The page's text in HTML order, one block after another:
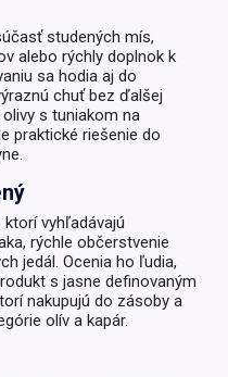
studených mís,
alebo rýchly doplnok k
sa hodia aj do
chuť bez ďalšej
s tuniakom na
praktické riešenie do
ktorí vyhľadávajú
rýchle občerstvenie
jedál. Ocenia ho ľudia,
s jasne definovaným
nakupujú do zásoby a
olív a kapár.